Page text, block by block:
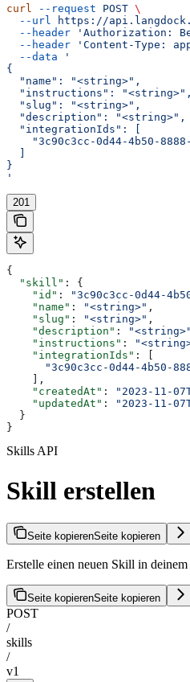
curl --request POST \
  --url
https://
  --header
'Authorization:
  --header
'Content-Type:
  --data
'
{
  "name": "<string>",
  "instructions": "<string>",
  "slug": "<string>",
  "description": "<string>",
  "integrationIds": [
"3c90c3cc-0d44-4b50-
}
'
201
{
  "skill"
: {
    "id"
: "3c90c3cc-0d44-
    "name"
: "<string>" ,
    "slug"
: "<string>" ,
    "description"
: "<string>"
    "instructions"
:
    "integrationIds"
: [
"3c90c3cc-0d44-4b50-
    ],
    "createdAt"
: "2023-11-
    "updatedAt"
:
"2023-11-
  }
}
Skills API
Skill erstellen
Seite kopierenSeite kopieren
Erstelle einen neuen Skill in
Seite kopierenSeite kopieren
POST
/
skills
/
v1